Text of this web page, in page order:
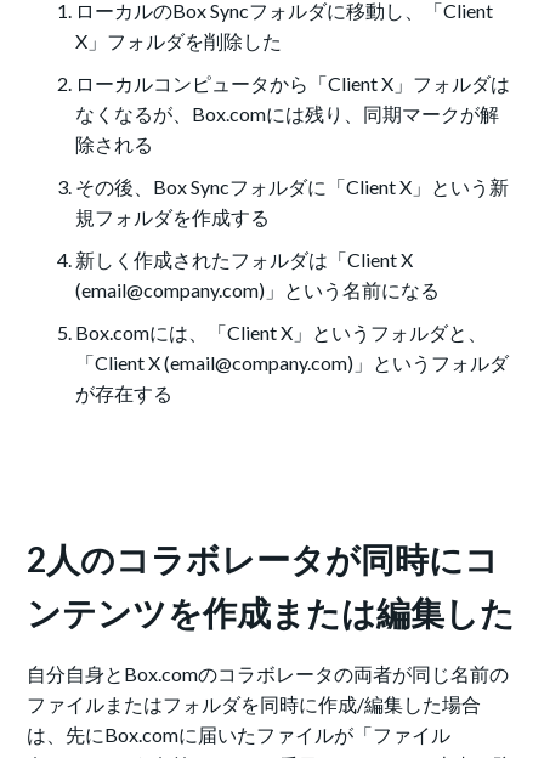
ローカルのBox Syncフォルダに移動し、「Client
X」フォルダを削除した
ローカルコンピュータから「Client X」フォルダは
なくなるが、Box.comには残り、同期マークが解
除される
その後、Box Syncフォルダに「Client X」という新
規フォルダを作成する
新しく作成されたフォルダは「Client X
(email@company.com)」という名前になる
Box.comには、「Client X」というフォルダと、
「Client X (email@company.com)」というフォルダ
が存在する
2人のコラボレータが同時にコ
ンテンツを作成または編集した
自分自身とBox.comのコラボレータの両者が同じ名前の
ファイルまたはフォルダを同時に作成/編集した場合
は、先にBox.comに届いたファイルが「ファイル